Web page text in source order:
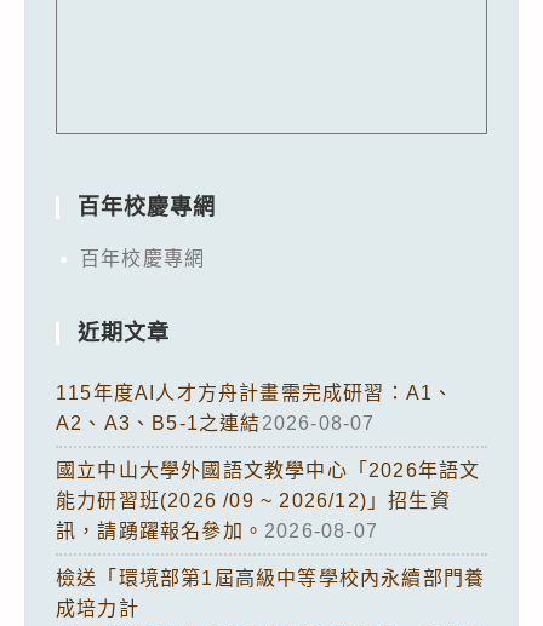
百年校慶專網
百年校慶專網
近期文章
115年度AI人才方舟計畫需完成研習：A1、
A2、A3、B5-1之連結2026-08-07
國立中山大學外國語文教學中心「2026年語文
能力研習班(2026 /09 ~ 2026/12)」招生資
訊，請踴躍報名參加。 2026-08-07
檢送「環境部第1屆高級中等學校內永續部門養
成培力計